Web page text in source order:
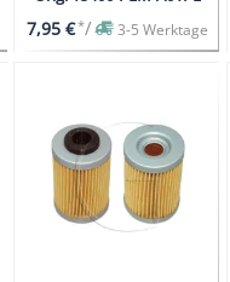
7,95 €*/ 3-5 Werktage